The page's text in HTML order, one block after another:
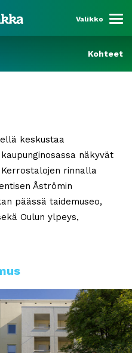
Valikko
Kohteet
keskustaa
näkyvät
rinnalla
Åströmin
päässä taidemuseo,
Oulun ylpeys,